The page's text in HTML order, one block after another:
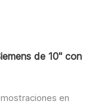
de 10" con
en